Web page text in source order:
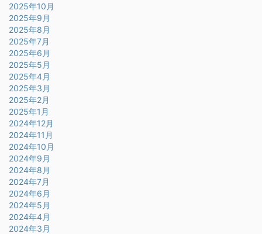
2025年10月
2025年9月
2025年8月
2025年7月
2025年6月
2025年5月
2025年4月
2025年3月
2025年2月
2025年1月
2024年12月
2024年11月
2024年10月
2024年9月
2024年8月
2024年7月
2024年6月
2024年5月
2024年4月
2024年3月